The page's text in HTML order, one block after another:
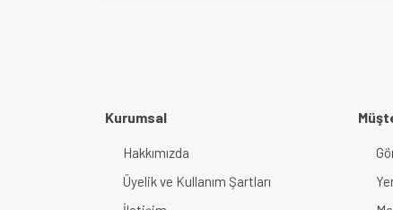
Kurumsal
Hakkımızda
Üyelik ve Kullanım Şartları